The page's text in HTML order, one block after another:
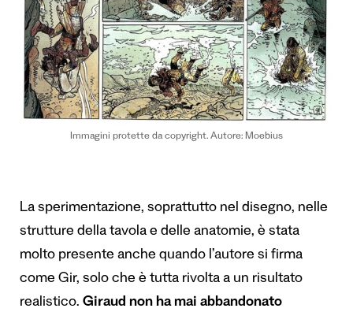
Immagini protette da copyright. Autore: Moebius
La sperimentazione, soprattutto nel disegno, nelle
strutture della tavola e delle anatomie, è stata
molto presente anche quando l’autore si firma
come Gir, solo che è tutta rivolta a un risultato
realistico. Giraud non ha mai abbandonato